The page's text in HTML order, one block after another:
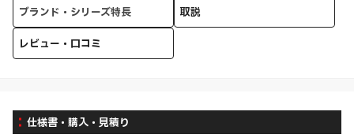
ブランド・シリーズ特長
取説
レビュー・口コミ
仕様書・購入・見積り